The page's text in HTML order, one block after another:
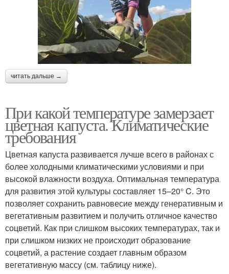
читать дальше →
При какой температуре замерзает
цветная капуста. Климатические
требования
Цветная капуста развивается лучше всего в районах с
более холодными климатическими условиями и при
высокой влажности воздуха. Оптимальная температура
для развития этой культуры составляет 15–20° C. Это
позволяет сохранить равновесие между генеративным и
вегетативным развитием и получить отличное качество
соцветий. Как при слишком высоких температурах, так и
при слишком низких не происходит образование
соцветий, а растение создает главным образом
вегетативную массу (см. таблицу ниже).